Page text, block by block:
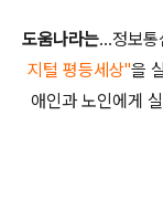
도움나라는...정보통
지털 평등세상"을
애인과 노인에게